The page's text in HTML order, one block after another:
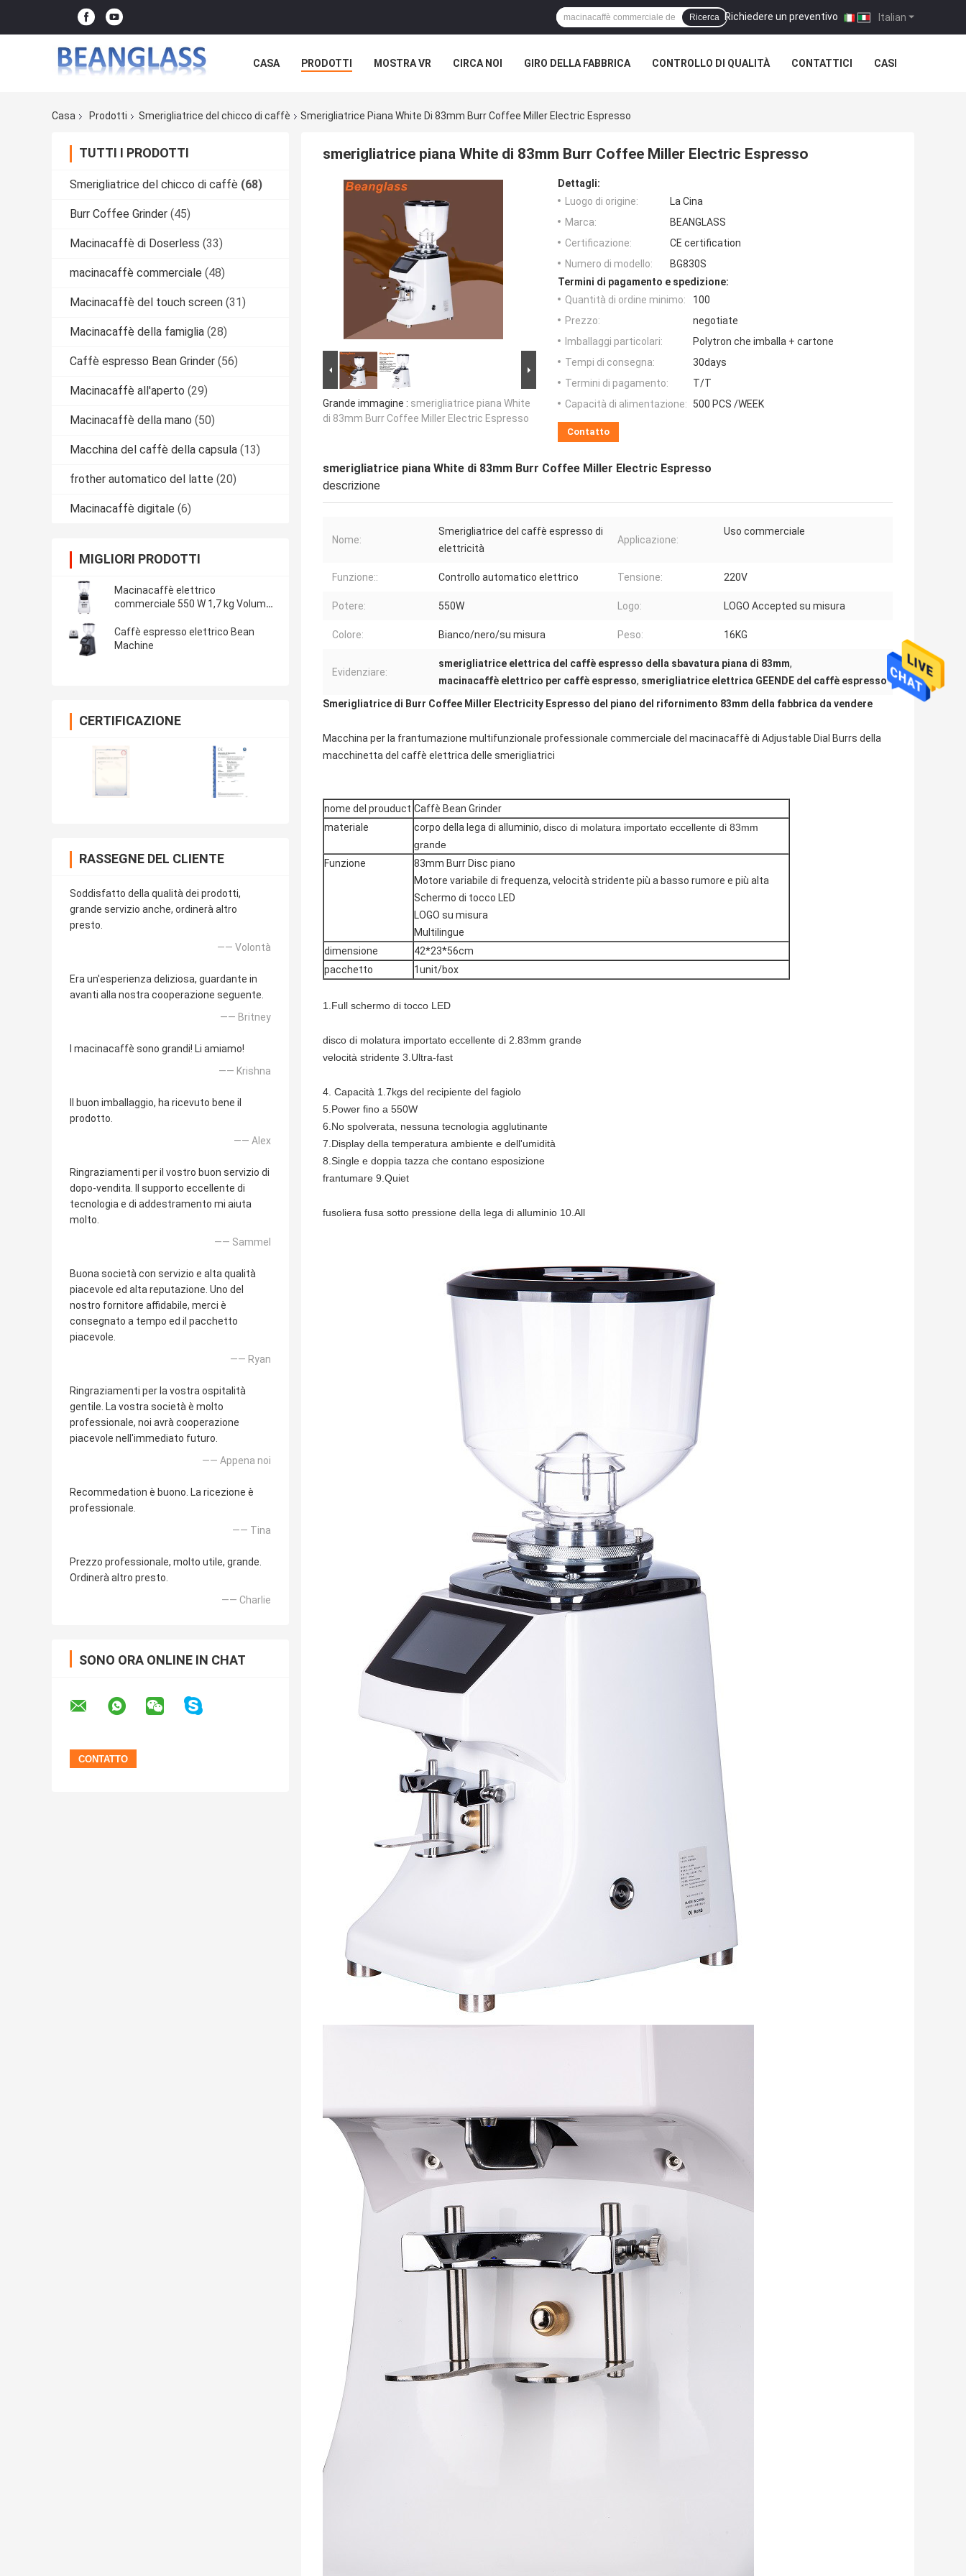
Italian
Richiedere un preventivo |
Ricerca
CASA PRODOTTI MOSTRA VR CIRCA NOI GIRO DELLA FABBRICA CONTROLLO DI QUALITÀ CONTATTICI CASI
Casa Prodotti Smerigliatrice del chicco di caffè Smerigliatrice Piana White Di 83mm Burr Coffee Miller Electric Espresso
TUTTI I PRODOTTI
Smerigliatrice del chicco di caffè (68)
Burr Coffee Grinder (45)
Macinacaffè di Doserless (33)
macinacaffè commerciale (48)
Macinacaffè del touch screen (31)
Macinacaffè della famiglia (28)
Caffè espresso Bean Grinder (56)
Macinacaffè all'aperto (29)
Macinacaffè della mano (50)
Macchina del caffè della capsula (13)
frother automatico del latte (20)
Macinacaffè digitale (6)
MIGLIORI PRODOTTI
Macinacaffè elettrico
commerciale 550 W 1,7 kg Volume
Caffè espresso elettrico Bean
Machine
CERTIFICAZIONE
RASSEGNE DEL CLIENTE
Soddisfatto della qualità dei prodotti,
grande servizio anche, ordinerà altro
presto.
—— Volontà
Era un'esperienza deliziosa, guardante in
avanti alla nostra cooperazione seguente.
—— Britney
I macinacaffè sono grandi! Li amiamo!
—— Krishna
Il buon imballaggio, ha ricevuto bene il
prodotto.
—— Alex
Ringraziamenti per il vostro buon servizio di
dopo-vendita. Il supporto eccellente di
tecnologia e di addestramento mi aiuta
molto.
—— Sammel
Buona società con servizio e alta qualità
piacevole ed alta reputazione. Uno del
nostro fornitore affidabile, merci è
consegnato a tempo ed il pacchetto
piacevole.
—— Ryan
Ringraziamenti per la vostra ospitalità
gentile. La vostra società è molto
professionale, noi avrà cooperazione
piacevole nell'immediato futuro.
—— Appena noi
Recommedation è buono. La ricezione è
professionale.
—— Tina
Prezzo professionale, molto utile, grande.
Ordinerà altro presto.
—— Charlie
SONO ORA ONLINE IN CHAT
smerigliatrice piana White di 83mm Burr Coffee Miller Electric Espresso
Grande immagine : smerigliatrice piana White
di 83mm Burr Coffee Miller Electric Espresso
Dettagli:
Luogo di origine:
La Cina
Marca:
BEANGLASS
Certificazione:
CE certification
Numero di modello:
BG830S
Termini di pagamento e spedizione:
Quantità di ordine minimo:
100
Prezzo:
negotiate
Imballaggi particolari:
Polytron che imballa + cartone
Tempi di consegna:
30days
Termini di pagamento:
T/T
Capacità di alimentazione:
500 PCS /WEEK
Contatto
smerigliatrice piana White di 83mm Burr Coffee Miller Electric Espresso
descrizione
Nome:
Smerigliatrice del caffè espresso di
elettricità
Applicazione:
Uso commerciale
Funzione:: Controllo automatico elettrico Tensione: 220V
Potere: 550W Logo: LOGO Accepted su misura
Colore: Bianco/nero/su misura Peso: 16KG
Evidenziare:
smerigliatrice elettrica del caffè espresso della sbavatura piana di 83mm,
macinacaffè elettrico per caffè espresso, smerigliatrice elettrica GEENDE del caffè espresso
Smerigliatrice di Burr Coffee Miller Electricity Espresso del piano del rifornimento 83mm della fabbrica da vendere
Macchina per la frantumazione multifunzionale professionale commerciale del macinacaffè di Adjustable Dial Burrs della
macchinetta del caffè elettrica delle smerigliatrici
nome del prouduct Caffè Bean Grinder
materiale
corpo della lega di alluminio, disco di molatura importato eccellente di 83mm
grande
Funzione
83mm Burr Disc piano
Motore variabile di frequenza, velocità stridente più a basso rumore e più alta
Schermo di tocco LED
LOGO su misura
Multilingue
dimensione
42*23*56cm
pacchetto
1unit/box
1.Full schermo di tocco LED
disco di molatura importato eccellente di 2.83mm grande
velocità stridente 3.Ultra-fast
4. Capacità 1.7kgs del recipiente del fagiolo
5.Power fino a 550W
6.No spolverata, nessuna tecnologia agglutinante
7.Display della temperatura ambiente e dell'umidità
8.Single e doppia tazza che contano esposizione
frantumare 9.Quiet
fusoliera fusa sotto pressione della lega di alluminio 10.All